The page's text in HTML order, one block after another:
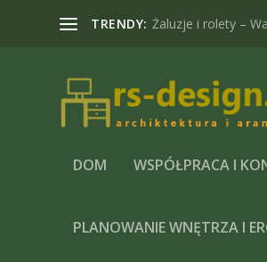
TRENDY: Żaluzje i rolety –
DOM WSPÓŁPRACA I
PLANOWANIE WNĘTRZA I